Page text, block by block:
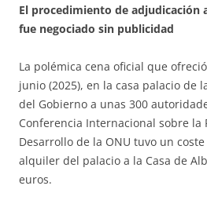
El procedimiento de adjudicación
fue negociado sin publicidad
La polémica cena oficial que
junio (2025), en la casa palacio de
del Gobierno a unas 300
Conferencia Internacional sobre la
Desarrollo de la ONU tuvo un
alquiler del palacio a la Casa de
euros.